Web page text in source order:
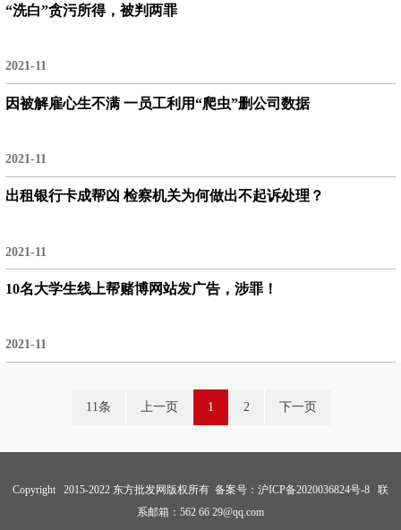
“洗白”贪污所得，被判两罪
2021-11
因被解雇心生不满 一员工利用“爬虫”删公司数据
2021-11
出租银行卡成帮凶 检察机关为何做出不起诉处理？
2021-11
10名大学生线上帮赌博网站发广告，涉罪！
2021-11
11条 上一页 1 2 下一页
Copyright 2015-2022 东方批发网版权所有 备案号： 沪ICP备2020036824号-8 联
系邮箱：562 66 29@qq.com